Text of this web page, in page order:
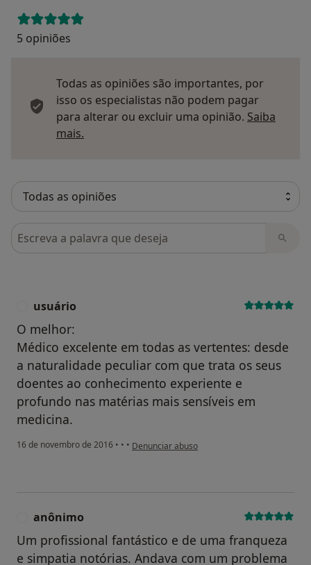
5 opiniões
Todas as opiniões são importantes, por
isso os especialistas não podem pagar
para alterar ou excluir uma opinião. Saiba
mais.
Pesquisar em opiniões
usuário
O melhor:
Médico excelente em todas as vertentes: desde
a naturalidade peculiar com que trata os seus
doentes ao conhecimento experiente e
profundo nas matérias mais sensíveis em
medicina.
16 de novembro de 2016 • • • na opinião do utilizador usuário
Denunciar abuso
anônimo
Um profissional fantástico e de uma franqueza
e simpatia notórias. Andava com um problema